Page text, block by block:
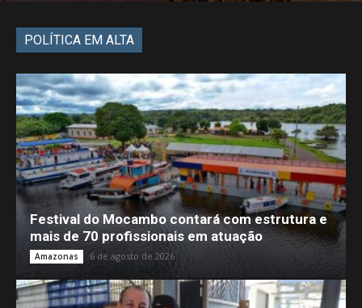
POLÍTICA EM ALTA
Festival do Mocambo contará com estrutura e
mais de 70 profissionais em atuação
Amazonas 6 de agosto de 2026